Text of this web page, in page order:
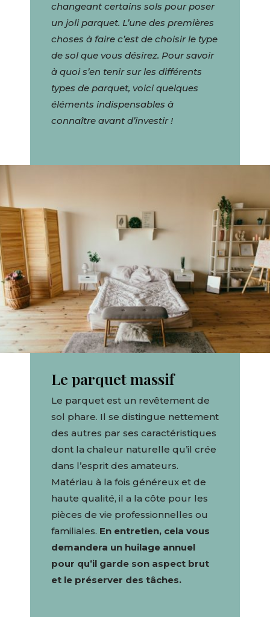
changeant certains sols pour poser
un joli parquet. L’une des premières
choses à faire c’est de choisir le type
de sol que vous désirez. Pour savoir
à quoi s’en tenir sur les différents
types de parquet, voici quelques
éléments indispensables à
connaître avant d’investir !
Le parquet massif
Le parquet est un revêtement de
sol phare. Il se distingue nettement
des autres par ses caractéristiques
dont la chaleur naturelle qu’il crée
dans l’esprit des amateurs.
Matériau à la fois généreux et de
haute qualité, il a la côte pour les
pièces de vie professionnelles ou
familiales. En entretien, cela vous
demandera un huilage annuel
pour qu’il garde son aspect brut
et le préserver des tâches.